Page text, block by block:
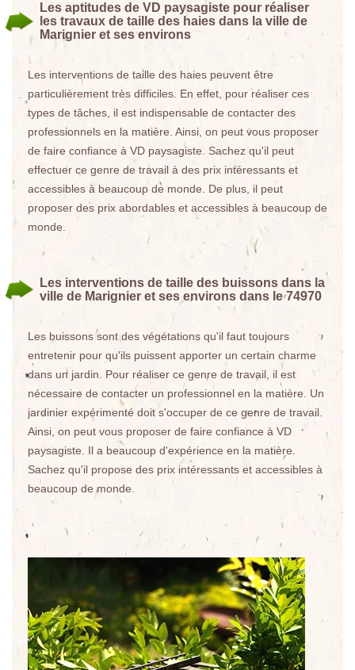
Les aptitudes de VD paysagiste pour réaliser
les travaux de taille des haies dans la ville de
Marignier et ses environs
Les interventions de taille des haies peuvent être
particulièrement très difficiles. En effet, pour réaliser ces
types de tâches, il est indispensable de contacter des
professionnels en la matière. Ainsi, on peut vous proposer
de faire confiance à VD paysagiste. Sachez qu'il peut
effectuer ce genre de travail à des prix intéressants et
accessibles à beaucoup de monde. De plus, il peut
proposer des prix abordables et accessibles à beaucoup de
monde.
Les interventions de taille des buissons dans la
ville de Marignier et ses environs dans le 74970
Les buissons sont des végétations qu'il faut toujours
entretenir pour qu'ils puissent apporter un certain charme
dans un jardin. Pour réaliser ce genre de travail, il est
nécessaire de contacter un professionnel en la matière. Un
jardinier expérimenté doit s'occuper de ce genre de travail.
Ainsi, on peut vous proposer de faire confiance à VD
paysagiste. Il a beaucoup d'expérience en la matière.
Sachez qu'il propose des prix intéressants et accessibles à
beaucoup de monde.